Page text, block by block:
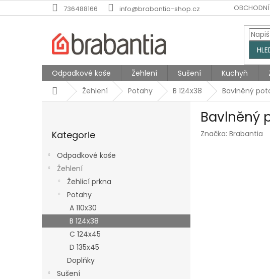
na
736488166 info@brabantia-shop.cz
Odpadkové koše Žehlení Sušení Kuchyň
DomůŽehlení Potahy B 124x38 Bavlněný
a
n
kategorie
Kategorie
Odpadkové koše
Žehlení
Žehlicí prkna
Potahy
A 110x30
B 124x38
C 124x45
D 135x45
Doplňky
Sušení
Bavlněný
Značka: Brabantia